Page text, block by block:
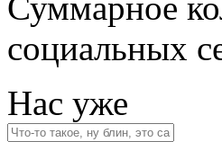
социальных
Нас уже